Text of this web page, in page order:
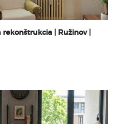
rekonštrukcia | Ružinov |